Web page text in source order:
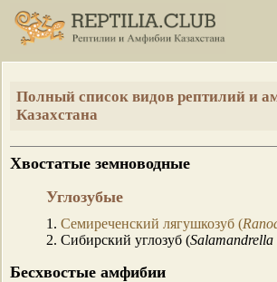
Полный список видов рептилий и
Казахстана
Хвостатые земноводные
Углозубые
1. Семиреченский лягушкозуб (
2. Сибирский углозуб (
Бесхвостые амфибии